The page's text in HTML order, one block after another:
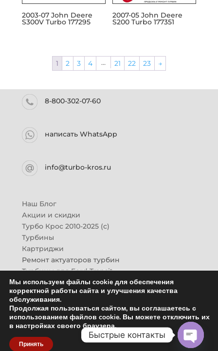
2003-07 John Deere
S300V Turbo 177295
2007-05 John Deere
S200 Turbo 177351
1 2 3 4 … 21 22 23 →
8-800-302-07-60
написать WhatsApp
info@turbo-kros.ru
Наш Блог
Акции и скидки
Турбо Крос 2010-2025 (с)
Турбины
Картриджи
Ремонт актуаторов турбин
Турбины для Ford Transit
Турбины для Mazda CX-7
Картридж для ГАЗон-Next
Турбины HINO (Хино)
Купить новую турбину
Контакты
Оптовикам
Мы используем файлы cookie для обеспечения
корректной работы сайта и улучшения качества
обслуживания.
Продолжая пользоваться сайтом, вы соглашаетесь с
использованием файлов cookie. Вы можете отключить их
в настройках своего браузера.
Принять
Быстрые контакты